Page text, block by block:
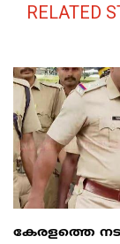
RELATED
കേരളത്തെ